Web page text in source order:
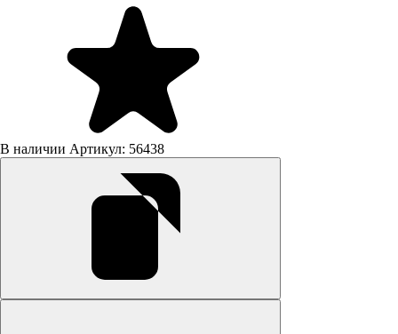
В наличии Артикул: 56438